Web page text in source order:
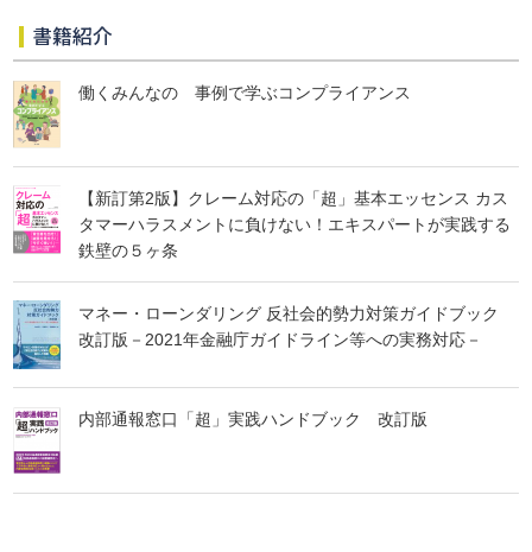
書籍紹介
働くみんなの 事例で学ぶコンプライアンス
【新訂第2版】クレーム対応の「超」基本エッセンス カス
タマーハラスメントに負けない！エキスパートが実践する
鉄壁の５ヶ条
マネー・ローンダリング 反社会的勢力対策ガイドブック
改訂版－2021年金融庁ガイドライン等への実務対応－
内部通報窓口「超」実践ハンドブック 改訂版